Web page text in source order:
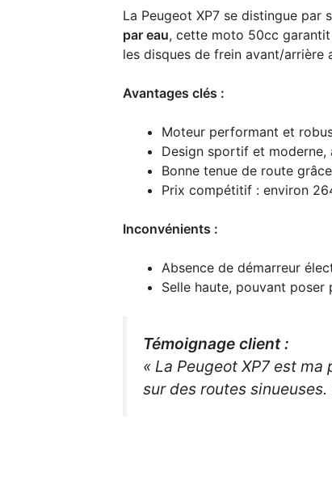
La Peugeot XP7 se distingue par
par eau, cette moto 50cc garantit
les disques de frein avant/arrière
Avantages clés :
Moteur performant et
Design sportif et moderne,
Bonne tenue de route
Prix compétitif : environ
Inconvénients :
Absence de démarreur
Selle haute, pouvant
Témoignage client :
« La Peugeot XP7 est
sur des routes